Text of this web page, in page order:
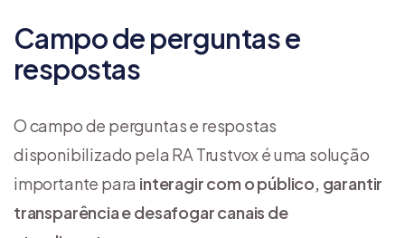
Campo de perguntas e
respostas
O campo de perguntas e respostas
disponibilizado pela RA Trustvox é uma solução
importante para interagir com o público, garantir
transparência e desafogar canais de